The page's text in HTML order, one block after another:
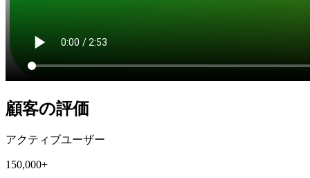
顧客の評価
アクティブユーザー
150,000+